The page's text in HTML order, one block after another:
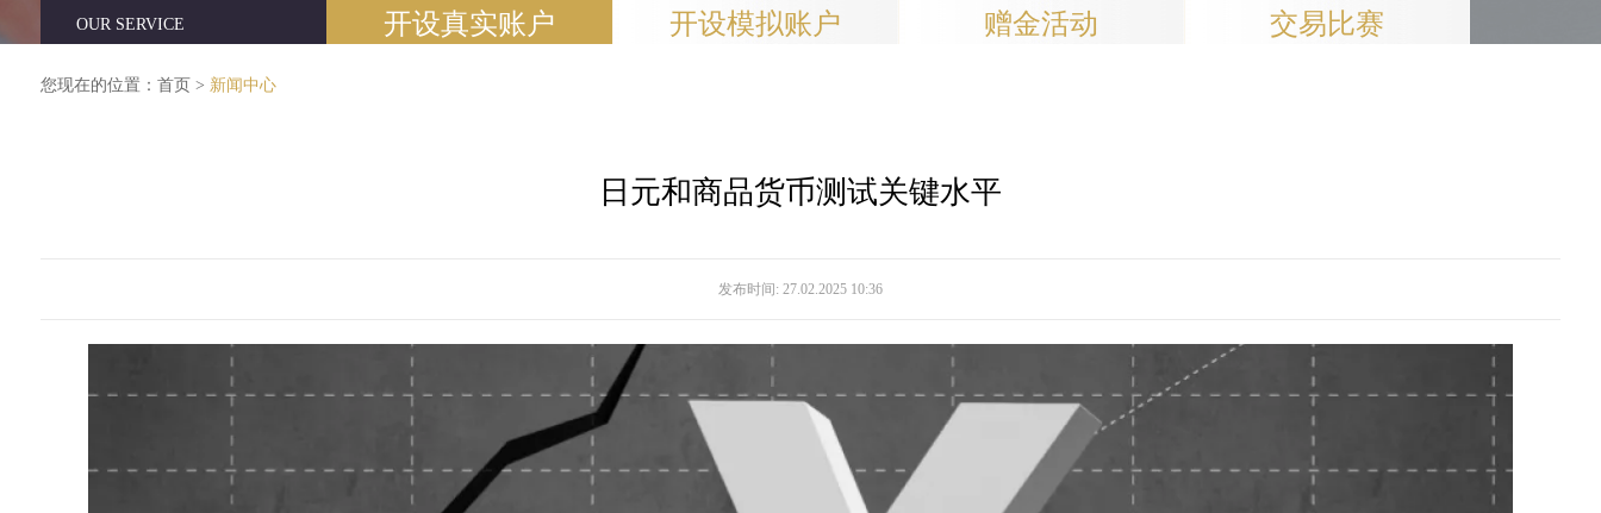
OUR SERVICE 开设真实账户 开设模拟账户 赠金活动 交易比赛
您现在的位置： 首页 > 新闻中心
日元和商品货币测试关键水平
发布时间: 27.02.2025 10:36